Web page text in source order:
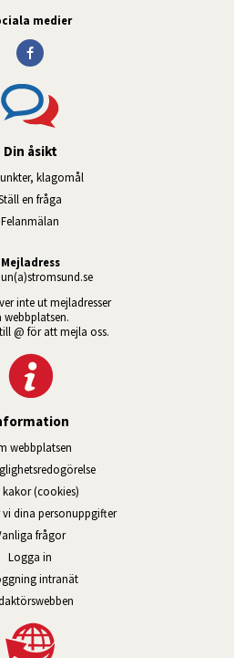
medier
Din åsikt
klagomål
en fråga
Felanmälan
Mejladress
inte ut mejladresser
webbplatsen.
@ för att mejla oss.
webbplatsen
kakor (cookies)
vi dina personuppgifter
frågor
Logga in
intranätÖppnas i nytt fönster.